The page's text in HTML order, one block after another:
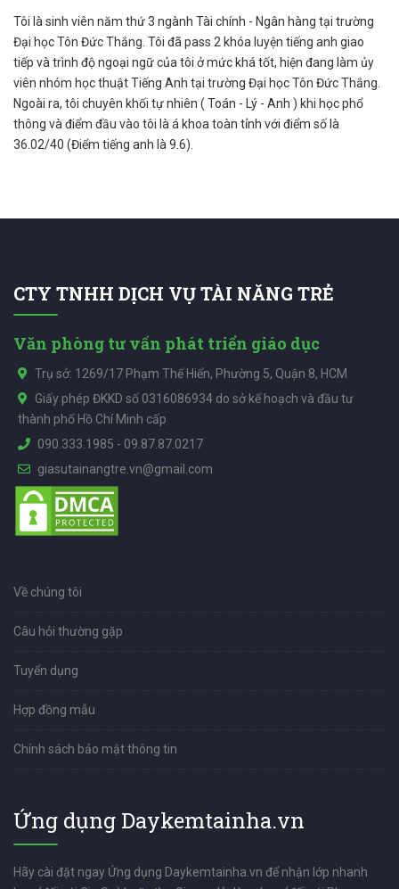
Tôi là sinh viên năm thứ 3 ngành Tài chính - Ngân hàng tại trường
Đại học Tôn Đức Thắng. Tôi đã pass 2 khóa luyện tiếng anh giao
tiếp và trình độ ngoại ngữ của tôi ở mức khá tốt, hiện đang làm ủy
viên nhóm học thuật Tiếng Anh tại trường Đại học Tôn Đức Thắng.
Ngoài ra, tôi chuyên khối tự nhiên ( Toán - Lý - Anh ) khi học phổ
thông và điểm đầu vào tôi là á khoa toàn tỉnh với điểm số là
36.02/40 (Điểm tiếng anh là 9.6).
CTY TNHH DỊCH VỤ TÀI NĂNG TRẺ
Văn phòng tư vấn phát triển giáo dục
Trụ sở: 1269/17 Phạm Thế Hiển, Phường 5, Quận 8, HCM
Giấy phép ĐKKD số 0316086934 do sở kế hoạch và đầu tư
thành phố Hồ Chí Minh cấp
090.333.1985 - 09.87.87.0217
giasutainangtre.vn@gmail.com
Về chúng tôi
Câu hỏi thường gặp
Tuyển dụng
Hợp đồng mẫu
Chính sách bảo mật thông tin
Ứng dụng Daykemtainha.vn
Hãy cài đặt ngay Ứng dụng Daykemtainha.vn để nhận lớp nhanh